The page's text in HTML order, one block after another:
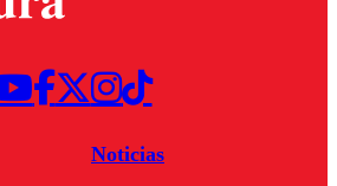
Noticias